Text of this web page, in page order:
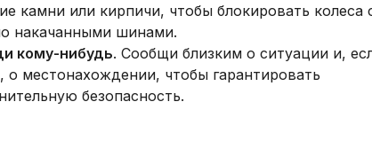
камни или кирпичи, чтобы блокировать колеса
накачанными шинами.
кому-нибудь. Сообщи близким о ситуации и,
о местонахождении, чтобы гарантировать
безопасность.